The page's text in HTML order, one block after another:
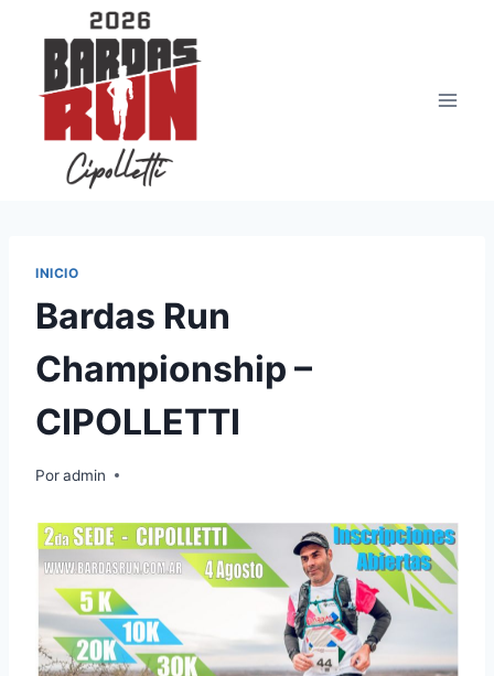
contenido
INICIO
Bardas Run
Championship –
CIPOLLETTI
Poradmin